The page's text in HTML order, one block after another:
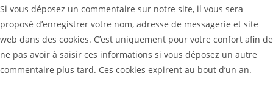
Si vous déposez un commentaire sur notre site, il vous sera
proposé d’enregistrer votre nom, adresse de messagerie et site
web dans des cookies. C’est uniquement pour votre confort afin de
ne pas avoir à saisir ces informations si vous déposez un autre
commentaire plus tard. Ces cookies expirent au bout d’un an.